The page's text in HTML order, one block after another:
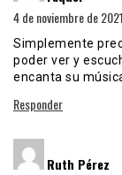
4 de noviembre de
Simplemente
poder ver y
encanta su
Responder
Ruth Pérez